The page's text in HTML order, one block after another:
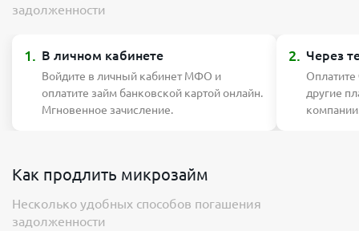
задолженности
1. В личном кабинете
Войдите в личный кабинет МФО и
оплатите займ банковской картой онлайн.
Мгновенное зачисление.
2. Через
другие
Как продлить микрозайм
Несколько удобных способов погашения
задолженности